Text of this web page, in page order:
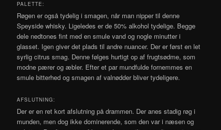
PALETTE:
Røgen er også tydelig i smagen, når man nipper til denne
Speyside whisky. Ligeledes er de 50% alkohol tydelige. Begge
dele nedtones fint med en smule vand og nogle minutter i
glasset. Igen giver det plads til andre nuancer. Der er først en let
syrlig citrus smag. Denne følges hurtigt op af frugtsødme, som
modne pærer og æbler. Efter et par mundfulde fornemmes en
smule bitterhed og smagen af valnødder bliver tydeligere.
AFSLUTNING:
Der er en ret kort afslutning på drammen. Der anes stadig røg i
munden, men dog ikke dominerende, som den var i næsen og